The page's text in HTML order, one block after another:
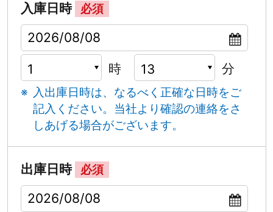
入庫日時 必須
時 分
入出庫日時は、なるべく正確な日時をご
記入ください。 当社より確認の連絡をさ
しあげる場合がございます。
出庫日時 必須